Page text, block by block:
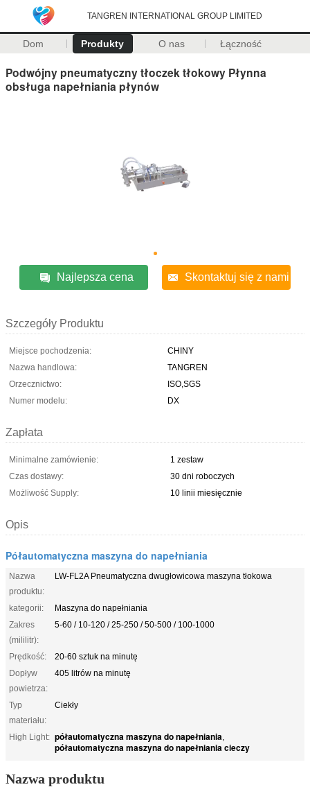
TANGREN INTERNATIONAL GROUP LIMITED
Dom Produkty O nas Łączność
Podwójny pneumatyczny tłoczek tłokowy Płynna
obsługa napełniania płynów
Najlepsza cena Skontaktuj się z nami
Szczegóły Produktu
Miejsce pochodzenia:
CHINY
Nazwa handlowa:
TANGREN
Orzecznictwo:
ISO,SGS
Numer modelu:
DX
Zapłata
Minimalne zamówienie:
1 zestaw
Czas dostawy:
30 dni roboczych
Możliwość Supply:
10 linii miesięcznie
Opis
Półautomatyczna maszyna do napełniania
Nazwa
produktu:
LW-FL2A Pneumatyczna dwugłowicowa maszyna tłokowa
kategorii:
Maszyna do napełniania
Zakres
(mililitr):
5-60 / 10-120 / 25-250 / 50-500 / 100-1000
Prędkość:
20-60 sztuk na minutę
Dopływ
powietrza:
405 litrów na minutę
Typ
materiału:
Ciekły
High Light: półautomatyczna maszyna do napełniania,
półautomatyczna maszyna do napełniania cieczy
Nazwa produktu